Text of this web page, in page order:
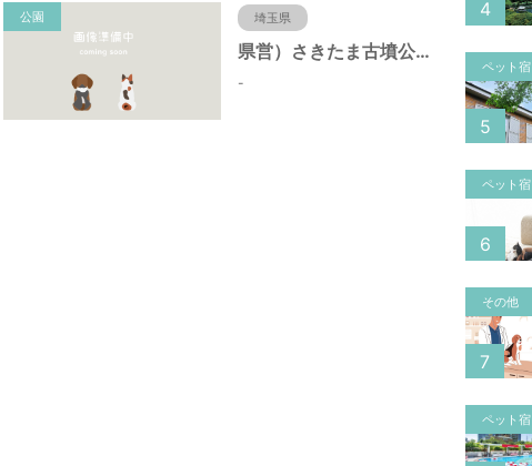
公園 埼玉県
県営）さきたま古墳公園（埼玉県行田市）
-
4
ペット宿
5
ペット宿
6
その他
7
ペット宿